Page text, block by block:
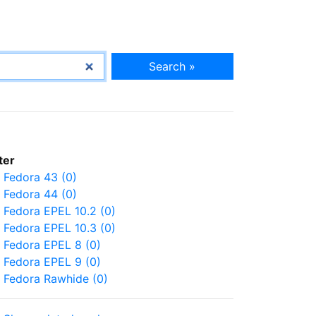
Search »
Fedora 43 (0)
Fedora 44 (0)
Fedora EPEL 10.2 (0)
Fedora EPEL 10.3 (0)
Fedora EPEL 8 (0)
Fedora EPEL 9 (0)
Fedora Rawhide (0)